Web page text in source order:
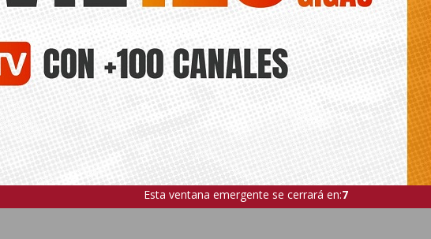
Esta ventana emergente se cerrará en:6